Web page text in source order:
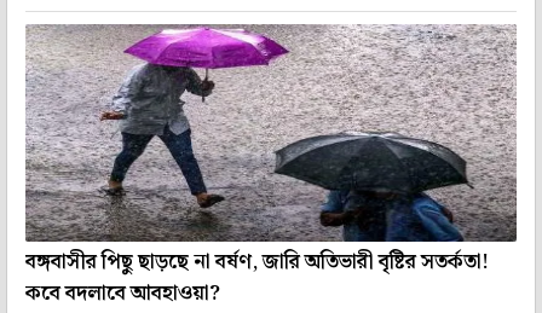
বঙ্গবাসীর পিছু ছাড়ছে না বর্ষণ, জারি অতিভারী বৃষ্টির সতর্কতা!
কবে বদলাবে আবহাওয়া?